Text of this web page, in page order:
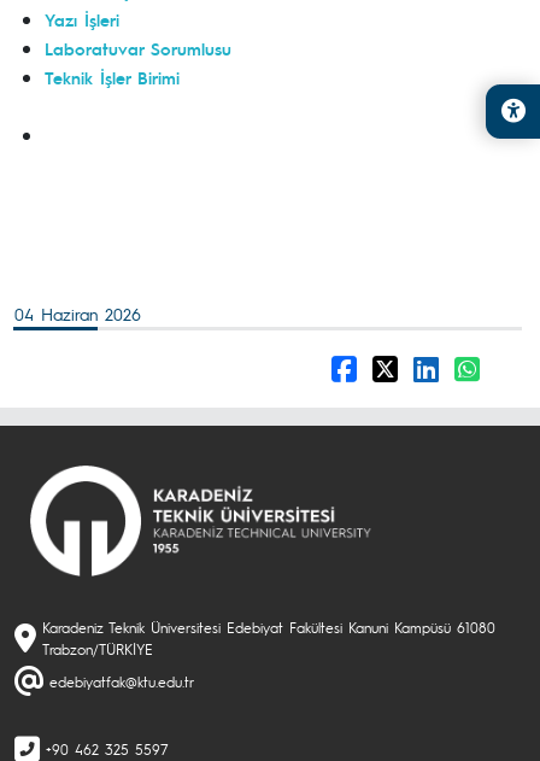
Yazı İşleri
Laboratuvar Sorumlusu
Teknik İşler Birimi
04 Haziran 2026
Karadeniz Teknik Üniversitesi Edebiyat Fakültesi Kanuni Kampüsü 61080
Trabzon/TÜRKİYE
edebiyatfak@ktu.edu.tr
+90 462 325 5597